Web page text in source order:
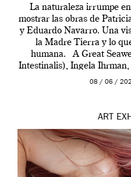
La naturaleza irrumpe
mostrar las obras de
y Eduardo Navarro. Una
la Madre Tierra y lo
humana. A Great
Intestinalis), Ingela Ihrman,
Madrid y la
08 / 06 /
ART